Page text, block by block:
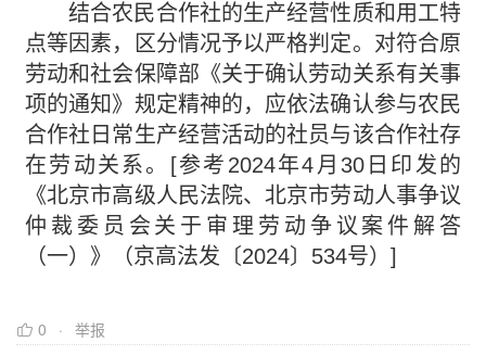
结合农民合作社的生产经营性质和用工特
点等因素，区分情况予以严格判定。对符合原
劳动和社会保障部《关于确认劳动关系有关事
项的通知》规定精神的，应依法确认参与农民
合作社日常生产经营活动的社员与该合作社存
在劳动关系。[参考2024年4月30日印发的
《北京市高级人民法院、北京市劳动人事争议
仲裁委员会关于审理劳动争议案件解答
（一）》（京高法发〔2024〕534号）]
0 举报